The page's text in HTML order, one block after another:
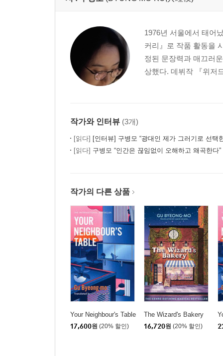
1976년 서울에서 태어
커리』로 작품 활동을
정된 문장력과 매끄러
상했다. 데뷔작 『위저
작가와 인터뷰 (3개)
[읽다] [인터뷰] 구병모 “광대인 제가 그러기로 선택
[읽다] 구병모 “인간은 끊임없이 오해하고 왜곡한다”
작가의 다른 상품
Your Neighbour's Table
17,600원 (20% 할인)
The Wizard's Bakery
16,720원 (20% 할인)